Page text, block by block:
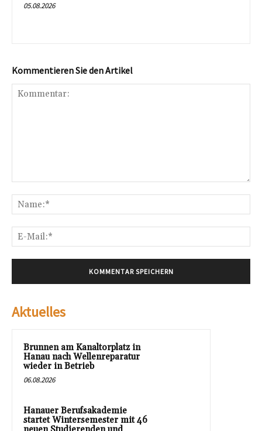
05.08.2026
Kommentieren Sie den Artikel
Aktuelles
Brunnen am Kanaltorplatz in
Hanau nach Wellenreparatur
wieder in Betrieb
06.08.2026
Hanauer Berufsakademie
startet Wintersemester mit 46